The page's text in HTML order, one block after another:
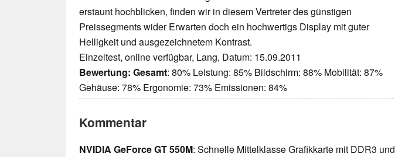
erstaunt hochblicken, finden wir in diesem Vertreter des günstigen
Preissegments wider Erwarten doch ein hochwertigs Display mit guter
Helligkeit und ausgezeichnetem Kontrast.
Einzeltest, online verfügbar, Lang, Datum: 15.09.2011
Bewertung: Gesamt: 80% Leistung: 85% Bildschirm: 88% Mobilität: 87%
Gehäuse: 78% Ergonomie: 73% Emissionen: 84%
Kommentar
NVIDIA GeForce GT 550M: Schnelle Mittelklasse Grafikkarte mit DDR3 und